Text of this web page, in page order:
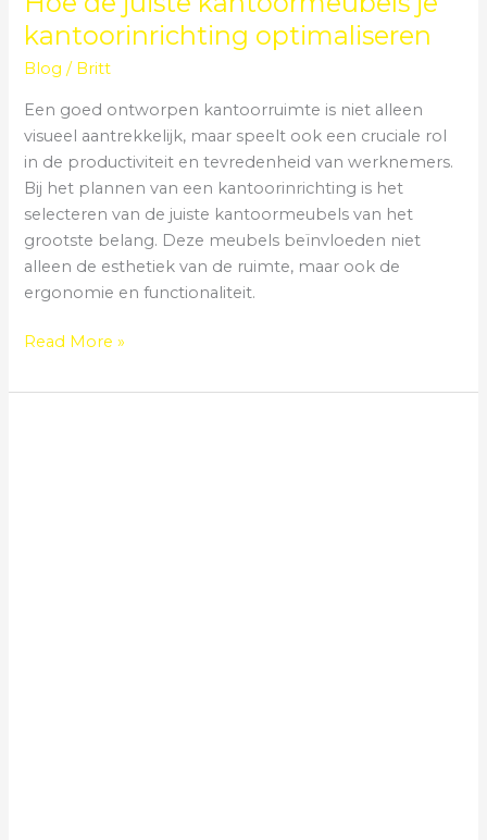
kantoorinrichting optimaliseren
Blog / Britt
Een goed ontworpen kantoorruimte is niet alleen
visueel aantrekkelijk, maar speelt ook een cruciale rol
in de productiviteit en tevredenheid van werknemers.
Bij het plannen van een kantoorinrichting is het
selecteren van de juiste kantoormeubels van het
grootste belang. Deze meubels beïnvloeden niet
alleen de esthetiek van de ruimte, maar ook de
ergonomie en functionaliteit.
Read More »